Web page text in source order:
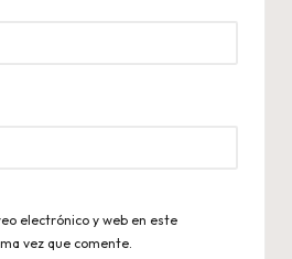
electrónico y web en este
vez que comente.